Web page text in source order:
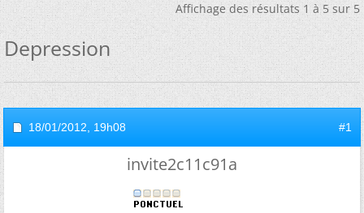
Affichage des résultats 1 à 5 sur 5
Depression
18/01/2012, 19h08 #1
invite2c11c91a